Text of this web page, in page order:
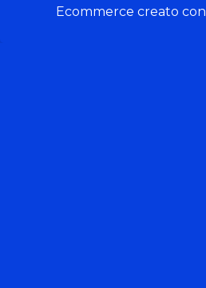
Ecommerce creato con